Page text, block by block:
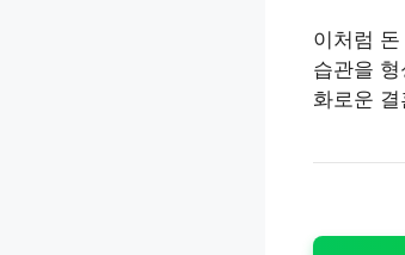
이처럼
습관을
화로운